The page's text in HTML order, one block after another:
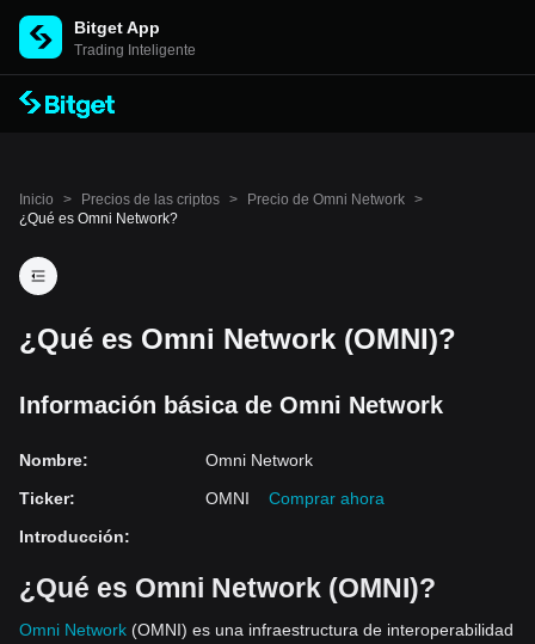
Bitget App
Trading Inteligente
Inicio > Precios de las criptos > Precio de Omni Network >
¿Qué es Omni Network?
¿Qué es Omni Network (OMNI)?
Información básica de Omni Network
Nombre:
Omni Network
Ticker: OMNI
Comprar ahora
Introducción:
¿Qué es Omni Network (OMNI)?
Omni Network (OMNI) es una infraestructura de interoperabilidad